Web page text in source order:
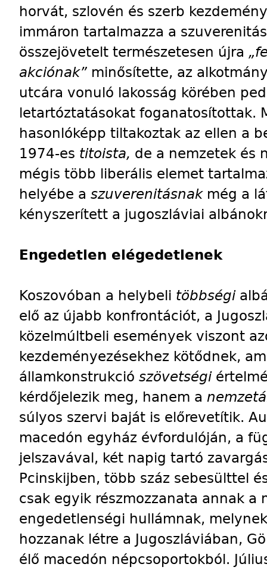
horvát, szlovén és szerb
immáron tartalmazza a
összejövetelt természetesen újra
akciónak” minősítette, az
utcára vonuló lakosság körében
letartóztatásokat foganatosítottak.
hasonlóképp tiltakoztak az ellen a
1974-es titoista, de a nemzetek és
mégis több liberális elemet
helyébe a szuverenitásnak még a
kényszerített a jugoszláviai
Engedetlen elégedetlenek
Koszovóban a helybeli többségi
elő az újabb konfrontációt, a
közelmúltbeli események viszont
kezdeményezésekhez kötődnek,
államkonstrukció szövetségi
kérdőjelezik meg, hanem a
súlyos szervi baját is előrevetítik.
macedón egyház évfordulóján, a
jelszavával, két napig tartó
Pcinskijben, több száz sebesülttel
csak egyik részmozzanata annak a
engedetlenségi hullámnak,
hozzanak létre a Jugoszláviában,
élő macedón népcsoportokból.